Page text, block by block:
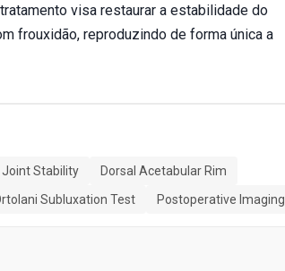
visa restaurar a estabilidade do
frouxidão, reproduzindo de forma única a
Joint Stability
Dorsal Acetabular Rim
Subluxation Test Postoperative Imaging